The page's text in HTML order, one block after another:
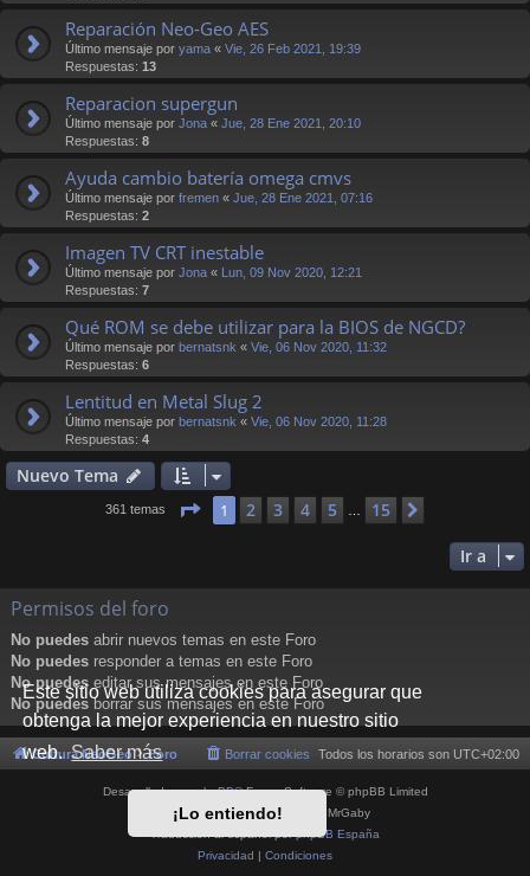
Este sitio web utiliza cookies para asegurar que
obtenga la mejor experiencia en nuestro sitio
web.Saber más
¡Lo entiendo!
Reparación Neo-Geo AES
Último mensaje por yama « Vie, 26 Feb 2021, 19:39
Respuestas: 13
Reparacion supergun
Último mensaje por Jona « Jue, 28 Ene 2021, 20:10
Respuestas: 8
Ayuda cambio batería omega cmvs
Último mensaje por fremen « Jue, 28 Ene 2021, 07:16
Respuestas: 2
Imagen TV CRT inestable
Último mensaje por Jona « Lun, 09 Nov 2020, 12:21
Respuestas: 7
Qué ROM se debe utilizar para la BIOS de NGCD?
Último mensaje por bernatsnk « Vie, 06 Nov 2020, 11:32
Respuestas: 6
Lentitud en Metal Slug 2
Último mensaje por bernatsnk « Vie, 06 Nov 2020, 11:28
Respuestas: 4
Nuevo Tema
361 temas Página de 15
1 2 3 4 5 15
Ir a
Permisos del foro
No puedes abrir nuevos temas en este Foro
No puedes responder a temas en este Foro
No puedes editar sus mensajes en este Foro
No puedesborrar sus mensajes en este Foro
Cultura NeoGeo Foro Todos los horarios son UTC+02:00
Borrar cookies
Desarrollado porphpBB® Forum Software © phpBB Limited
Style porArty- phpBB 3.3 por MrGaby
phpBB España
Privacidad | Condiciones